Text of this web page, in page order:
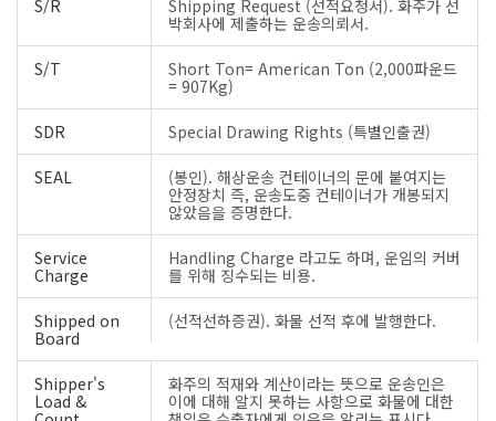
S/R
Shipping Request (선적요청서). 화주가 선
박회사에 제출하는 운송의뢰서.
S/T
Short Ton= American Ton (2,000파운드
= 907Kg)
SDR Special Drawing Rights (특별인출권)
SEAL
(봉인). 해상운송 컨테이너의 문에 붙여지는
안정장치 즉, 운송도중 컨테이너가 개봉되지
않았음을 증명한다.
Service
Charge
Handling Charge 라고도 하며, 운임의 커버
를 위해 징수되는 비용.
Shipped on
Board
(선적선하증권). 화물 선적 후에 발행한다.
Shipper's
Load &
화주의 적재와 계산이라는 뜻으로 운송인은
이에 대해 알지 못하는 사항으로 화물에 대한